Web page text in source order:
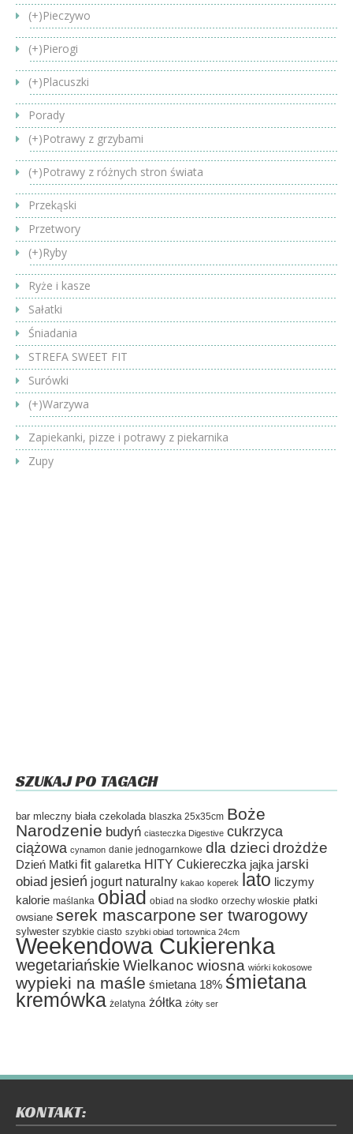
(+)Pieczywo
(+)Pierogi
(+)Placuszki
Porady
(+)Potrawy z grzybami
(+)Potrawy z różnych stron świata
Przekąski
Przetwory
(+)Ryby
Ryże i kasze
Sałatki
Śniadania
STREFA SWEET FIT
Surówki
(+)Warzywa
Zapiekanki, pizze i potrawy z piekarnika
Zupy
SZUKAJ PO TAGACH
bar mleczny biała czekolada blaszka 25x35cm Boże
Narodzenie budyń ciasteczka Digestive cukrzyca
ciążowa cynamon danie jednogarnkowe dla dzieci drożdże
Dzień Matki fit galaretka HITY Cukiereczka jajka jarski
obiad jesień jogurt naturalny kakao koperek lato liczymy
kalorie maślanka obiad obiad na słodko orzechy włoskie płatki
owsiane serek mascarpone ser twarogowy
sylwester szybkie ciasto szybki obiad tortownica 24cm
Weekendowa Cukierenka
wegetariańskieWielkanoc wiosna wiórki kokosowe
wypieki na maśle śmietana 18% śmietana
kremówka żelatyna żółtka żółty ser
KONTAKT: